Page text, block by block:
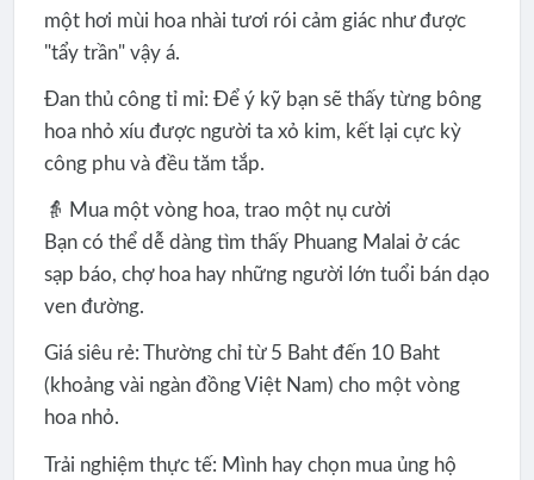
một hơi mùi hoa nhài tươi rói cảm giác như được
"tẩy trần" vậy á.
Đan thủ công tỉ mỉ: Để ý kỹ bạn sẽ thấy từng bông
hoa nhỏ xíu được người ta xỏ kim, kết lại cực kỳ
công phu và đều tăm tắp.
👵 Mua một vòng hoa, trao một nụ cười
Bạn có thể dễ dàng tìm thấy Phuang Malai ở các
sạp báo, chợ hoa hay những người lớn tuổi bán dạo
ven đường.
Giá siêu rẻ: Thường chỉ từ 5 Baht đến 10 Baht
(khoảng vài ngàn đồng Việt Nam) cho một vòng
hoa nhỏ.
Trải nghiệm thực tế: Mình hay chọn mua ủng hộ